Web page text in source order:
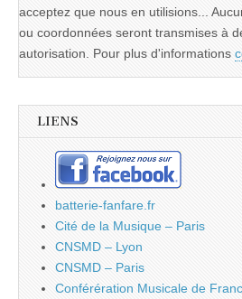
acceptez que nous en utilisions...
ou coordonnées seront transmises à
autorisation. Pour plus d'informations
LIENS
batterie-fanfare.fr
Cité de la Musique – Paris
CNSMD – Lyon
CNSMD – Paris
Conférération Musicale de